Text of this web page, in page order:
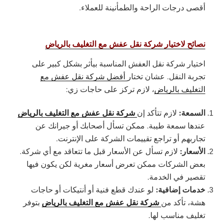
أقصى درجات الراحة والطمأنينة للعملاء.
نصائح لاختيار شركة نقل عفش مع التغليف بالرياض
اختيار شركة نقل العفش المناسبة بيأثر بشكل كبير على
تجربة النقل. عشان تختار أفضل شركة نقل عفش مع
التغليف بالرياض، لازم تركز على حاجات زي:
السمعة: لازم تتأكد إن شركة نقل عفش مع التغليف بالرياض
عندها سمعة طيبة. ممكن تسأل أصحابك أو جيرانك عن
تجاربهم أو تراجع تقييمات الشركة على الإنترنت.
الأسعار: لازم تسأل عن الأسعار قبل ما تتعاقد مع أي شركة.
بعض الشركات ممكن تعرض أسعار مغرية لكن يكون فيها
تقصير في الخدمة.
خدمات إضافية: لو عندك قطع فنية أو أنتيكات أو حاجات
هشة، تأكد من شركة نقل عفش مع التغليف بالرياض بتوفر
تغليف مناسب لها.